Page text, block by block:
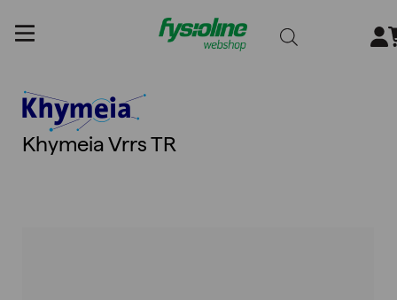
innehållet
Khymeia Vrrs TR